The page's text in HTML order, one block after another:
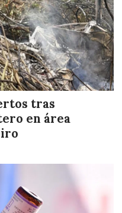
tras
en área